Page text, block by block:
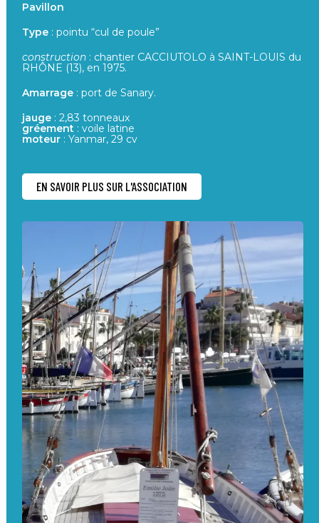
Pavillon
Type : pointu “cul de poule”
construction : chantier CACCIUTOLO à SAINT-LOUIS du
RHÔNE (13), en 1975.
Amarrage : port de Sanary.
jauge : 2,83 tonneaux
gréement : voile latine
moteur : Yanmar, 29 cv
EN SAVOIR PLUS SUR L'ASSOCIATION